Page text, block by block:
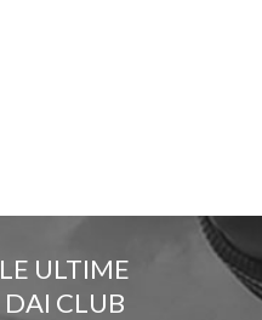
LE ULTIME
DAI CLUB